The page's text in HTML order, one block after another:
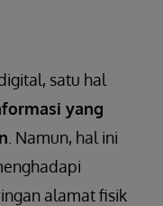
satu hal
yang
. Namun, hal ini
alamat fisik